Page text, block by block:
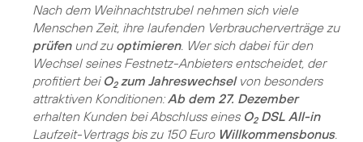
Nach dem Weihnachtstrubel nehmen sich viele
Menschen Zeit, ihre laufenden Verbraucherverträge zu
prüfenund zu optimieren. Wer sich dabei für den
Wechsel seines Festnetz-Anbieters entscheidet, der
profitiert bei O2zum Jahreswechselvon besonders
attraktiven Konditionen:Ab dem 27. Dezember
erhalten Kunden bei Abschluss eines O2DSL All-in
Laufzeit-Vertrags bis zu 150 Euro Willkommensbonus.